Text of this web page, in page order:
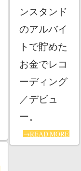
ンスタンド
のアルバイ
トで貯めた
お金でレコ
ーディング
／デビュ
ー。
→READ MORE